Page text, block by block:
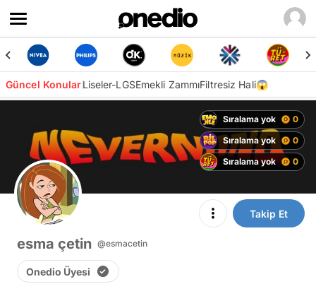
Güncel KonularLiseler-LGSEmekli ZammıFiltresiz Hali😱
Sıralama yok
0
Sıralama yok
0
Sıralama yok
0
Takip Et
esma çetin @esmacetin
Onedio Üyesi